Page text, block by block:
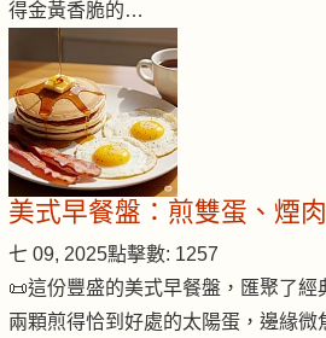
得金黃香脆的…
美式早餐盤：煎雙蛋、煙
七 09, 2025點擊數: 1257
📜這份豐盛的美式早餐盤，匯聚了經
兩顆煎得恰到好處的太陽蛋，邊緣微